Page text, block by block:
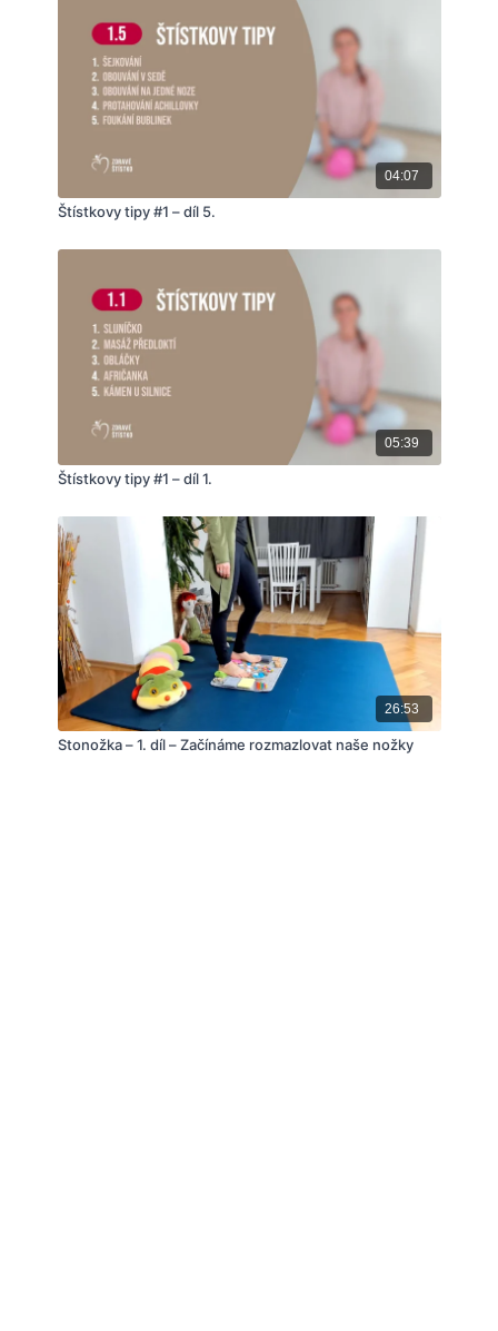
04:07
Štístkovy tipy #1 – díl 5.
05:39
Štístkovy tipy #1 – díl 1.
26:53
Stonožka – 1. díl – Začínáme rozmazlovat naše nožky